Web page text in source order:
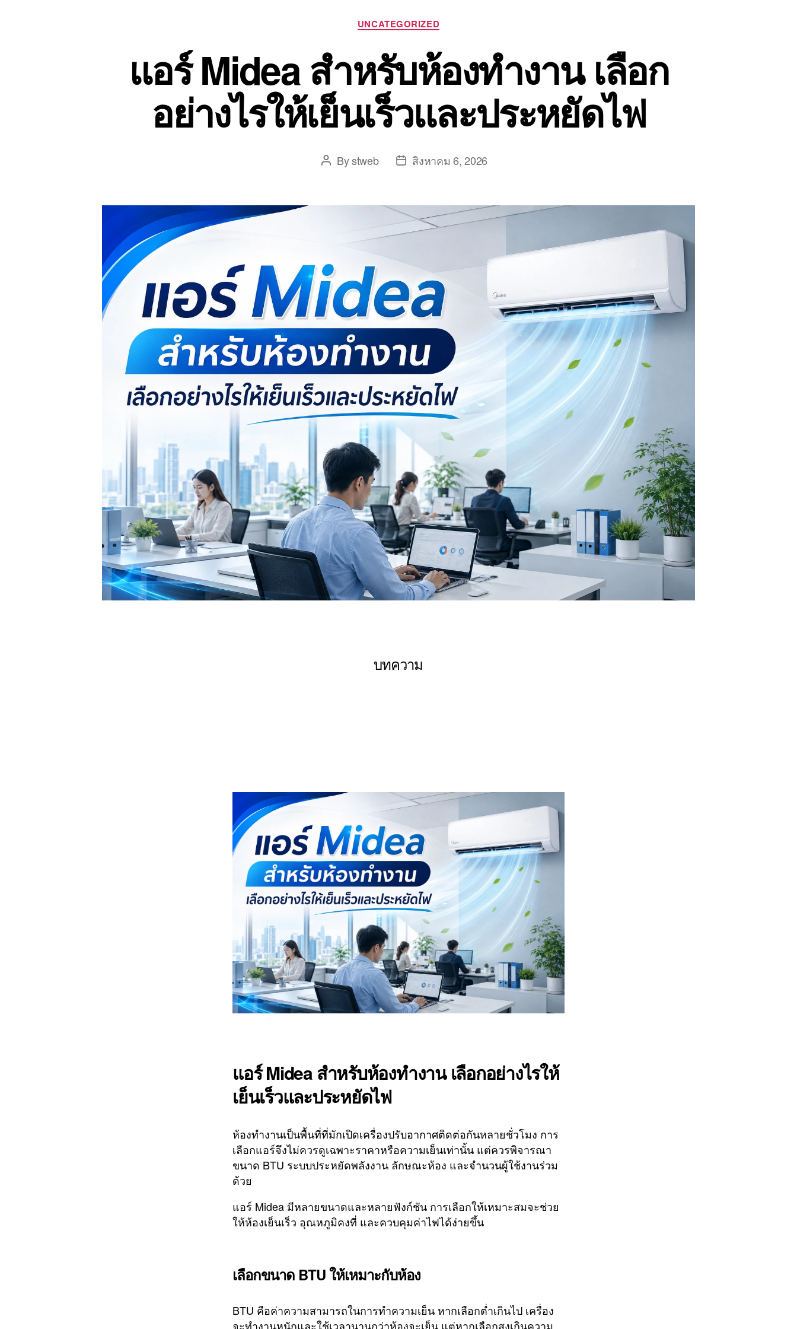
UNCATEGORIZED
แอร์ Midea สำหรับห้องทำงาน เลือก
อย่างไรให้เย็นเร็วและประหยัดไฟ
Bystweb สิงหาคม 6, 2026
บทความ
แอร์ Midea สำหรับห้องทำงาน เลือกอย่างไรให้
เย็นเร็วและประหยัดไฟ
ห้องทำงานเป็นพื้นที่ที่มักเปิดเครื่องปรับอากาศติดต่อกันหลายชั่วโมง การ
เลือกแอร์จึงไม่ควรดูเฉพาะราคาหรือความเย็นเท่านั้น แต่ควรพิจารณา
ขนาด BTU ระบบประหยัดพลังงาน ลักษณะห้อง และจำนวนผู้ใช้งานร่วม
ด้วย
แอร์ Midea มีหลายขนาดและหลายฟังก์ชัน การเลือกให้เหมาะสมจะช่วย
ให้ห้องเย็นเร็ว อุณหภูมิคงที่ และควบคุมค่าไฟได้ง่ายขึ้น
เลือกขนาด BTU ให้เหมาะกับห้อง
BTU คือค่าความสามารถในการทำความเย็น หากเลือกต่ำเกินไป เครื่อง
จะทำงานหนักและใช้เวลานานกว่าห้องจะเย็น แต่หากเลือกสูงเกินความ